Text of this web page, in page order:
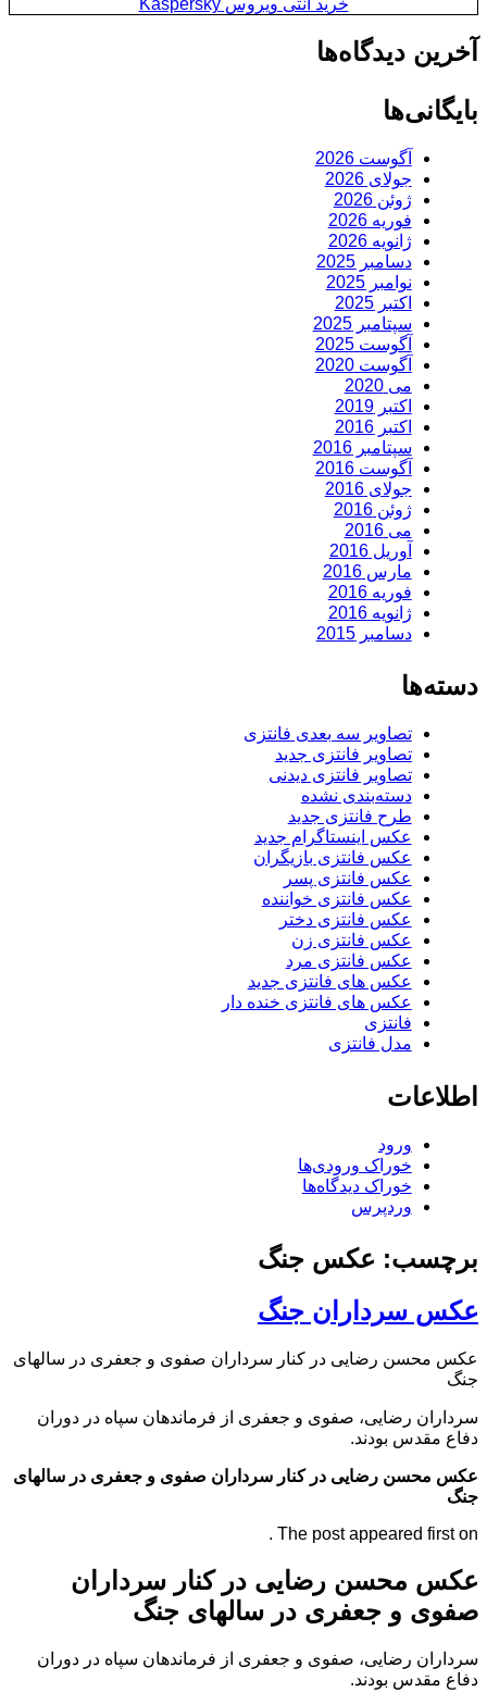
خرید آنتی ویروس Kaspersky
آخرین دیدگاه‌ها
بایگانی‌ها
آگوست 2026
جولای 2026
ژوئن 2026
فوریه 2026
ژانویه 2026
دسامبر 2025
نوامبر 2025
اکتبر 2025
سپتامبر 2025
آگوست 2025
آگوست 2020
می 2020
اکتبر 2019
اکتبر 2016
سپتامبر 2016
آگوست 2016
جولای 2016
ژوئن 2016
می 2016
آوریل 2016
مارس 2016
فوریه 2016
ژانویه 2016
دسامبر 2015
دسته‌ها
تصاویر سه بعدی فانتزی
تصاویر فانتزی جدید
تصاویر فانتزی دیدنی
دسته‌بندی نشده
طرح فانتزی جدید
عکس اینستاگرام جدید
عکس فانتزی بازیگران
عکس فانتزی پسر
عکس فانتزی خواننده
عکس فانتزی دختر
عکس فانتزی زن
عکس فانتزی مرد
عکس های فانتزی جدید
عکس های فانتزی خنده دار
فانتزی
مدل فانتزی
اطلاعات
ورود
خوراک ورودی‌ها
خوراک دیدگاه‌ها
وردپرس
برچسب: عکس جنگ
عکس سرداران جنگ
عکس محسن رضایی در کنار سرداران صفوی و جعفری در سالهای
جنگ
سرداران رضایی، صفوی و جعفری از فرماندهان سپاه در دوران
دفاع مقدس بودند.
عکس محسن رضایی در کنار سرداران صفوی و جعفری در سالهای
جنگ
The post appeared first on .
عکس محسن رضایی در کنار سرداران
صفوی و جعفری در سالهای جنگ
سرداران رضایی، صفوی و جعفری از فرماندهان سپاه در دوران
دفاع مقدس بودند.